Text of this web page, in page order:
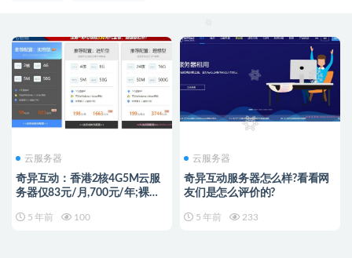
云服务器
奇异互动：香港2核4G5M云服
务器仅83元/月,700元/年;裸金
5 年前 100
云服务器
奇异互动服务器怎么样?看看网
友们是怎么评价的?
5 年前 233